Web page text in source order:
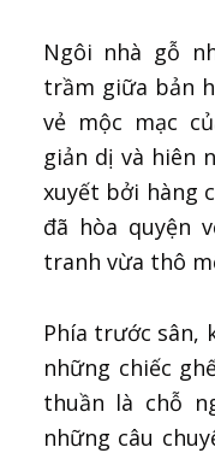
Ngôi nhà gỗ
trầm giữa bản
vẻ mộc mạc
giản dị và hiên
xuyết bởi hàng
đã hòa quyện
tranh vừa thô
Phía trước sân,
những chiếc
thuần là chỗ
những câu